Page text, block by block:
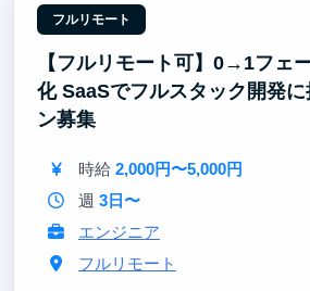
フルリモート
【フルリモート可】0→1フェ
化 SaaSでフルスタック開発
ン募集
時給 2,000円〜5,000円
週 3日〜
エンジニア
フルリモート